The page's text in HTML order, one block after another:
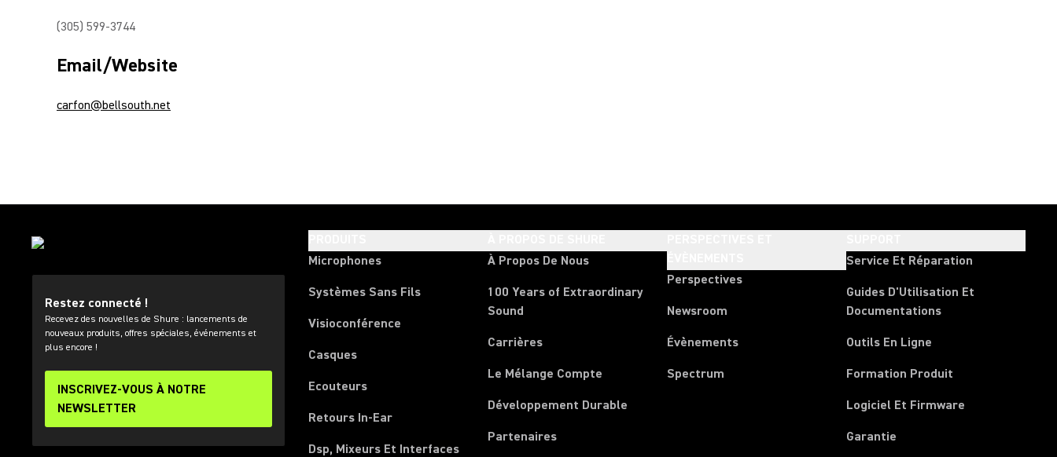
(305) 599-3744
Email/Website
carfon@bellsouth.net
Restez connecté !
Recevez des nouvelles de Shure : lancements de
nouveaux produits, offres spéciales, événements et
plus encore !
INSCRIVEZ-VOUS À NOTRE
NEWSLETTER
Microphones
Systèmes Sans Fils
Visioconférence
Casques
Ecouteurs
Retours In-Ear
Dsp, Mixeurs Et Interfaces
À Propos De Nous
100 Years of Extraordinary
Sound
Carrières
Le Mélange Compte
Développement Durable
Partenaires
Perspectives
Newsroom
Évènements
Spectrum
Service Et Réparation
Guides D'Utilisation Et
Documentations
Outils En Ligne
Formation Produit
Logiciel Et Firmware
Garantie